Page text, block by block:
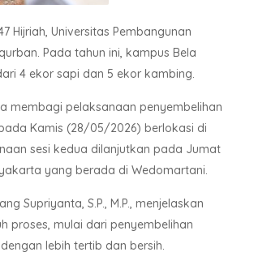
Hijriah, Universitas Pembangunan
Pada tahun ini, kampus Bela
4 ekor sapi dan 5 ekor kambing.
membagi pelaksanaan penyembelihan
Kamis (28/05/2026) berlokasi di
sesi kedua dilanjutkan pada Jumat
yang berada di Wedomartani.
Supriyanta, S.P., M.P., menjelaskan
proses, mulai dari penyembelihan
lebih tertib dan bersih.